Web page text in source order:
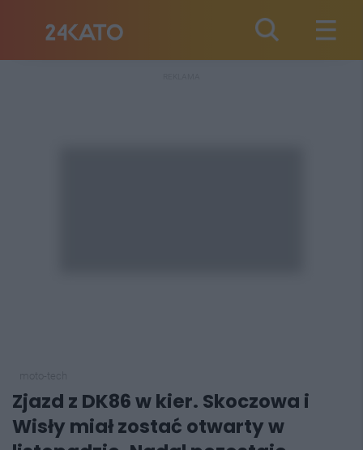
Zjazd z DK86 w kier. Skoczowa i
Wisły miał zostać otwarty w